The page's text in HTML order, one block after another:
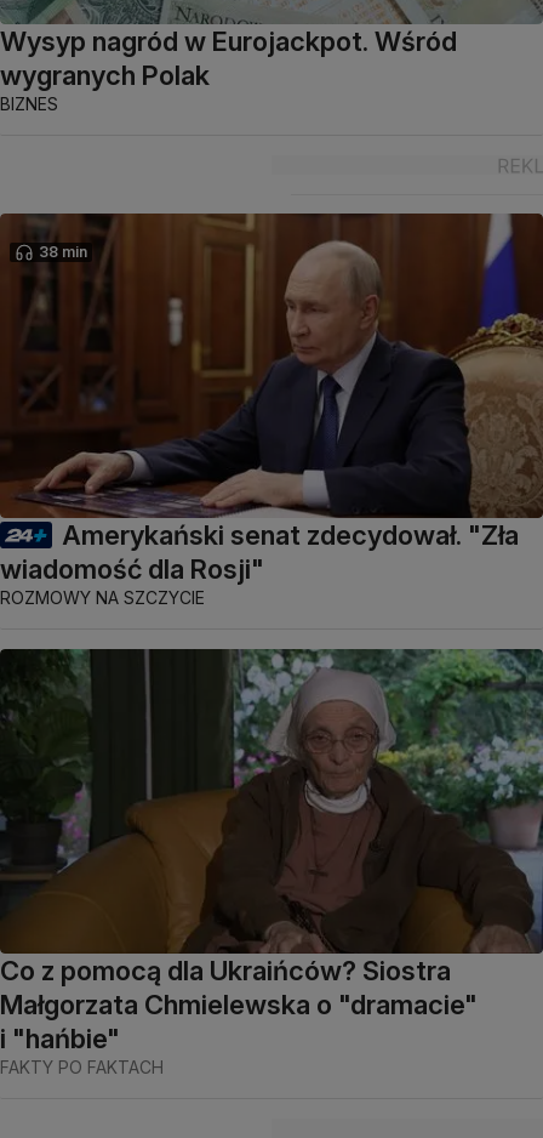
Wysyp nagród w Eurojackpot. Wśród
wygranych Polak
BIZNES
38 min
Amerykański senat zdecydował. "Zła
wiadomość dla Rosji"
ROZMOWY NA SZCZYCIE
Co z pomocą dla Ukraińców? Siostra
Małgorzata Chmielewska o "dramacie"
i "hańbie"
FAKTY PO FAKTACH